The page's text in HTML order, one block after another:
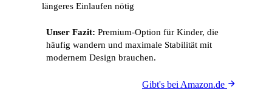
längeres Einlaufen nötig
Unser Fazit: Premium-Option für Kinder, die
häufig wandern und maximale Stabilität mit
modernem Design brauchen.
Gibt's bei Amazon.de